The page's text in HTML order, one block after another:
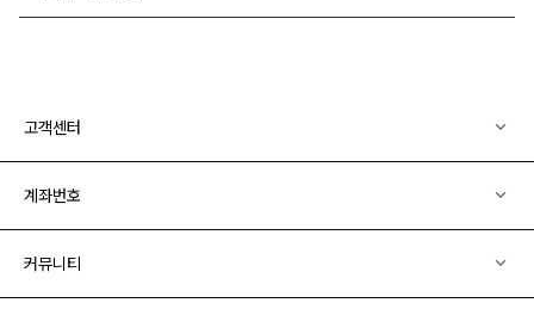
고객센터
계좌번호
커뮤니티